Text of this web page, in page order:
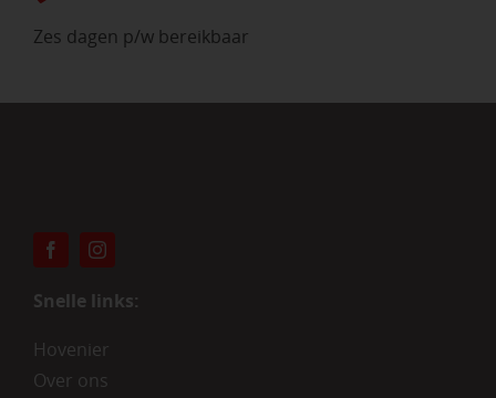
Zes dagen p/w bereikbaar
Snelle links:
Hovenier
Over ons